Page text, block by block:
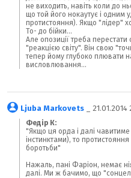
не виходить, навіть коли до
що той його нокаутує і одним
протистояння). Якщо "лідер"
То- до бійки...
Але опозиції треба
"реакцією світу". Він свою
тепер йому глубоко плювати
висловлювання...
Ljuba Markovets _ 21.01.2014
Федір К:
"Якщо ця орда і далі
інстинктами), то
боротьби"
Нажаль, пані Фаріон, немає
далі. Ми ж бачимо, що